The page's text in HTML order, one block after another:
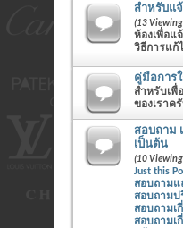
สำหรับแ
(13
ห้องเพื่อแ
วิธีการแก้
คู่มือการ
สำหรับเพื่
ของเราค
สอบถาม
เป็นต้น
(10
Just this
สอบถามแ
สอบถามป
สอบถามเ
สอบถามเ